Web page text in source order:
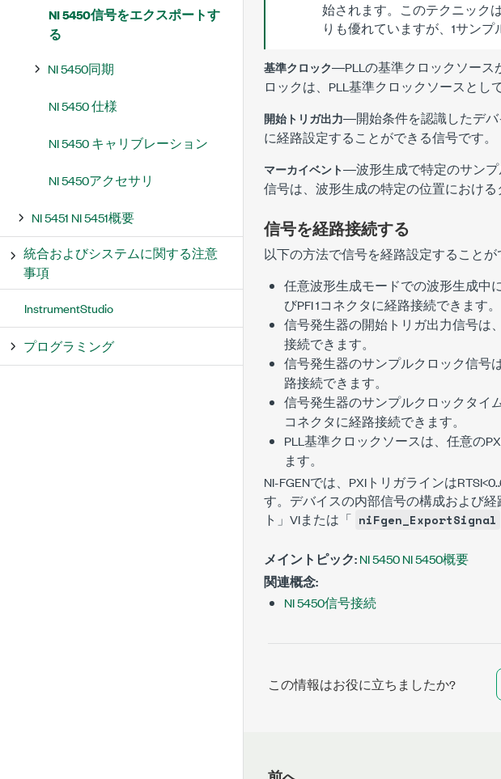
NI 5450信号をエクスポートす
る
NI 5450同期
NI 5450 仕様
NI 5450 キャリブレーション
NI 5450アクセサリ
NI 5451 NI 5451概要
統合およびシステムに関する注意
事項
InstrumentStudio
プログラミング
始されます。このテクニック
りも優れていますが、1サンプ
基準クロック―PLLの基準クロックソース
ロックは、PLL基準クロックソースとし
開始トリガ出力―開始条件を認識したデバ
に経路設定することができる信号です。
マーカイベント―波形生成で特定のサンプ
信号は、波形生成の特定の位置におけ
信号を経路接続する
以下の方法で信号を経路設定することが
任意波形生成モードでの波形生成中
びPFI 1コネクタに経路接続できます。
信号発生器の開始トリガ出力信号は
接続できます。
信号発生器のサンプルクロック信号
路接続できます。
信号発生器のサンプルクロックタイ
コネクタに経路接続できます。
PLL基準クロックソースは、任意の
ます。
NI-FGENでは、PXIトリガラインは
す。デバイスの内部信号の構成および
ト」VIまたは「 niFgen_ExportSignal
メイントピック:NI 5450 NI 5450概要
関連概念:
NI 5450信号接続
この情報はお役に立ちましたか?